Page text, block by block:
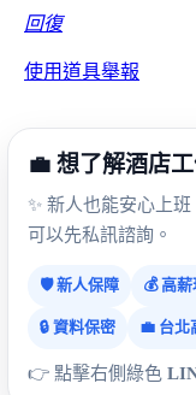
回復
使用道具舉報
💼 想了解酒店
✨ 新人也能安心上
可以先私訊諮詢。
🛡️ 新人保障 💰 高
🔒 資料保密 💼 台北
👉 點擊右側綠色